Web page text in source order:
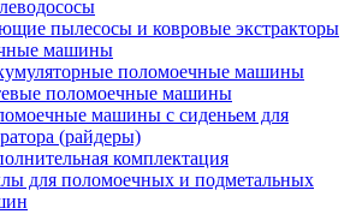
пылесосы и ковровые экстракторы
машины
поломоечные машины
поломоечные машины
машины с сиденьем для
(райдеры)
комплектация
для поломоечных и подметальных